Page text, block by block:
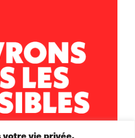
vie privée.